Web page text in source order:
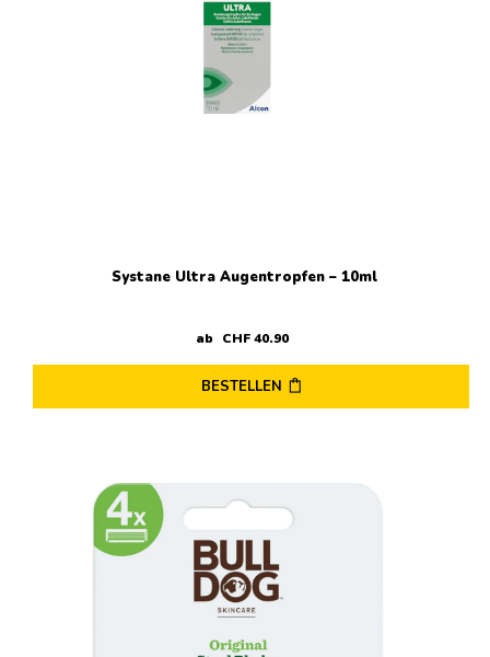
können
auf
Produktseite
gewählt
Systane Ultra Augentropfen – 10ml
ab CHF40.90
BESTELLEN